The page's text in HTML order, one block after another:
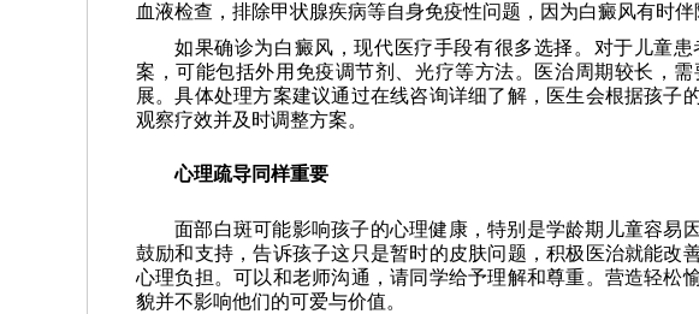
血液检查，排除甲状腺疾病等自身免疫性问题，因为白癜风有时伴
如果确诊为白癜风，现代医疗手段有很多选择。对于儿童
案，可能包括外用免疫调节剂、光疗等方法。医治周期较长，
展。具体处理方案建议通过在线咨询详细了解，医生会根据孩子
观察疗效并及时调整方案。
心理疏导同样重要
面部白斑可能影响孩子的心理健康，特别是学龄期儿童容易
鼓励和支持，告诉孩子这只是暂时的皮肤问题，积极医治就能改
心理负担。可以和老师沟通，请同学给予理解和尊重。营造轻松
貌并不影响他们的可爱与价值。